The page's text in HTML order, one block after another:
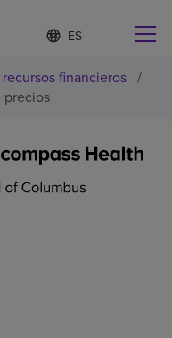
Lista
de
idiomas
contraída
d
o
m
e
l
c
financieros /
precios